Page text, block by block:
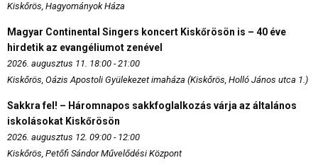
Kiskőrös, Hagyományok Háza
Magyar Continental Singers koncert Kiskőrösön is – 40 éve
hirdetik az evangéliumot zenével
2026. augusztus 11. 18:00 - 21:00
Kiskőrös, Oázis Apostoli Gyülekezet imaháza (Kiskőrös, Holló János utca 1.)
Sakkra fel! – Háromnapos sakkfoglalkozás várja az általános
iskolásokat Kiskőrösön
2026. augusztus 12. 09:00 - 12:00
Kiskőrös, Petőfi Sándor Művelődési Központ